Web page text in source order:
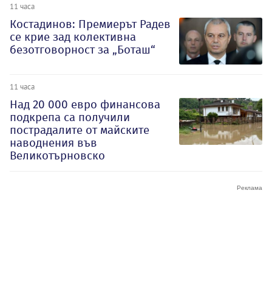
11 часа
Костадинов: Премиерът Радев
се крие зад колективна
безотговорност за „Боташ“
11 часа
Над 20 000 евро финансова
подкрепа са получили
пострадалите от майските
наводнения във
Великотърновско